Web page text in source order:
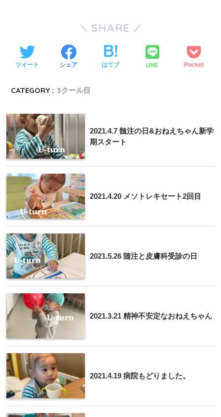
SHARE
ツイート シェア はてブ LINE Pocket
CATEGORY : 3クール目
2021.4.7 髄注の日&おねえちゃん新学
期スタート
2021.4.20 メソトレキセート2回目
2021.5.26 随注と皮膚科受診の日
2021.3.21 精神不安定なおねえちゃん
2021.4.19 病院もどりました。